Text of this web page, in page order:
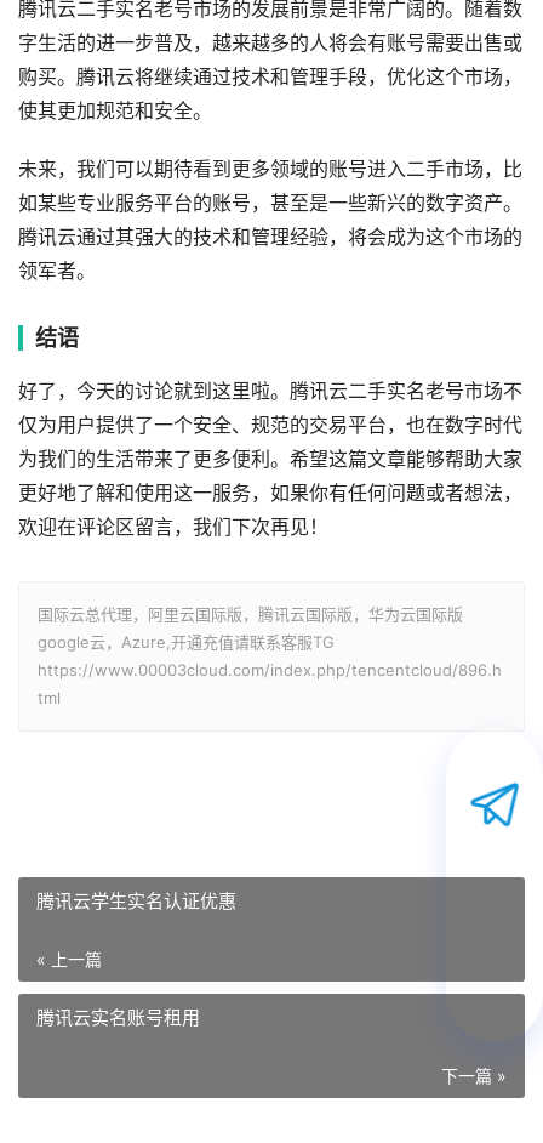
腾讯云二手实名老号市场的发展前景是非常广阔的。随着数
字生活的进一步普及，越来越多的人将会有账号需要出售或
购买。腾讯云将继续通过技术和管理手段，优化这个市场，
使其更加规范和安全。
未来，我们可以期待看到更多领域的账号进入二手市场，比
如某些专业服务平台的账号，甚至是一些新兴的数字资产。
腾讯云通过其强大的技术和管理经验，将会成为这个市场的
领军者。
结语
好了，今天的讨论就到这里啦。腾讯云二手实名老号市场不
仅为用户提供了一个安全、规范的交易平台，也在数字时代
为我们的生活带来了更多便利。希望这篇文章能够帮助大家
更好地了解和使用这一服务，如果你有任何问题或者想法，
欢迎在评论区留言，我们下次再见！
国际云总代理，阿里云国际版，腾讯云国际版，华为云国际版
google云，Azure,开通充值请联系客服TG
https://www.00003cloud.com/index.php/tencentcloud/896.h
tml
腾讯云学生实名认证优惠
« 上一篇
腾讯云实名账号租用
下一篇 »